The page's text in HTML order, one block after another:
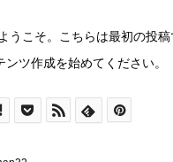
うこそ。こちらは最初の投
ツ作成を始めてください。